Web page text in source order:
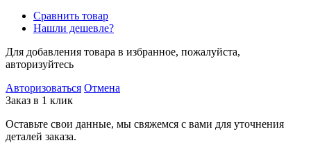
Сравнить товар
Нашли дешевле?
Для добавления товара в избранное, пожалуйста,
авторизуйтесь
Авторизоваться Отмена
Заказ в 1 клик
Оставьте свои данные, мы свяжемся с вами для уточнения
деталей заказа.